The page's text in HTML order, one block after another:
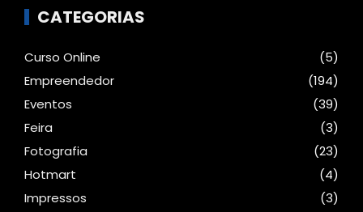
CATEGORIAS
Curso Online
(5)
Empreendedor
(194)
Eventos
(39)
Feira
(3)
Fotografia
(23)
Hotmart
(4)
Impressos
(3)